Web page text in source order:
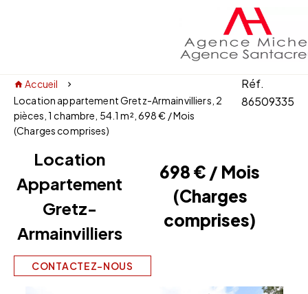
Accueil
Location appartement Gretz-Armainvilliers, 2
pièces, 1 chambre, 54.1 m², 698 € / Mois
(Charges comprises)
Réf.
86509335
CONTACTEZ-NOUS
Location
Appartement
Gretz-
Armainvilliers
698 € / Mois
(Charges
comprises)